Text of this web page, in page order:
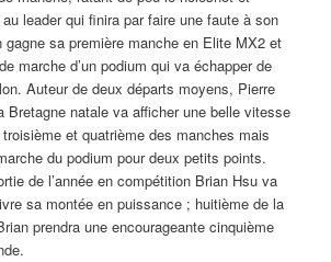
leader qui finira par faire une faute à son
sa première manche en Elite MX2 et
marche d’un podium qui va échapper de
Auteur de deux départs moyens, Pierre
Bretagne natale va afficher une belle vitesse
et quatrième des manches mais
du podium pour deux petits points.
de l’année en compétition Brian Hsu va
sa montée en puissance ; huitième de la
prendra une encourageante cinquième